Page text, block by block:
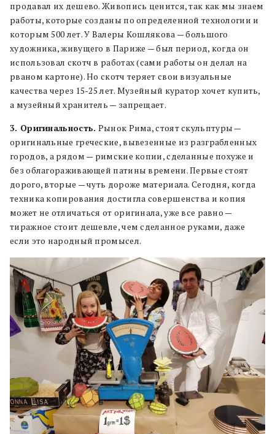
продавал их дешево. Живопись ценится, так как мы знаем
работы, которые созданы по определенной технологии и
которым 500 лет. У Валеры Кошлякова — большого
художника, живущего в Париже — был период, когда он
использовал скотч в работах (сами работы он делал на
рваном картоне). Но скотч теряет свои визуальные
качества через 15-25 лет. Музейный куратор хочет купить,
а музейный хранитель — запрещает.
3. Оригинальность. Рынок Рима, стоят скульптуры —
оригинальные греческие, вывезенные из разграбленных
городов, а рядом — римские копии, сделанные похуже и
без облагораживающей патины времени. Первые стоят
дорого, вторые — чуть дороже материала. Сегодня, когда
техника копирования достигла совершенства и копия
может не отличаться от оригинала, уже все равно —
тиражное стоит дешевле, чем сделанное руками, даже
если это народный промысел.